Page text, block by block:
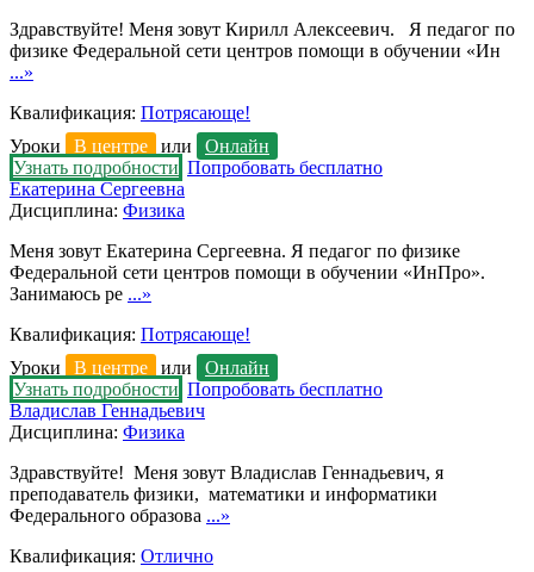
Здравствуйте! Меня зовут Кирилл Алексеевич. Я педагог по
физике Федеральной сети центров помощи в обучении «Ин
...»
Квалификация: Потрясающе!
Уроки
В центре или
Онлайн
Узнать подробности Попробовать бесплатно
Екатерина Сергеевна
Дисциплина: Физика
Меня зовут Екатерина Сергеевна. Я педагог по физике
Федеральной сети центров помощи в обучении «ИнПро».
Занимаюсь ре ...»
Квалификация: Потрясающе!
Уроки
В центре или
Онлайн
Узнать подробности Попробовать бесплатно
Владислав Геннадьевич
Дисциплина: Физика
Здравствуйте! Меня зовут Владислав Геннадьевич, я
преподаватель физики, математики и информатики
Федерального образова ...»
Квалификация: Отлично